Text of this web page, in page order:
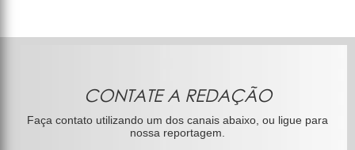
CONTATE A REDAÇÃO
Faça contato utilizando um dos canais abaixo, ou ligue para
nossa reportagem.